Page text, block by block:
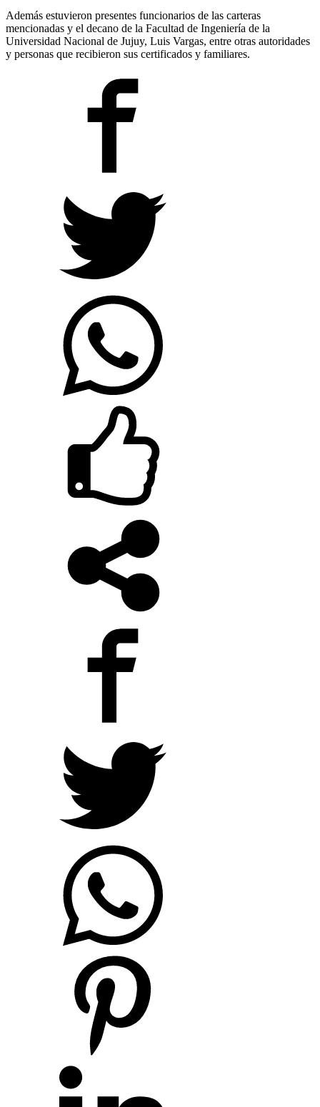
Además estuvieron presentes funcionarios de las carteras
mencionadas y el decano de la Facultad de Ingeniería de la
Universidad Nacional de Jujuy, Luis Vargas, entre otras autoridades
y personas que recibieron sus certificados y familiares.